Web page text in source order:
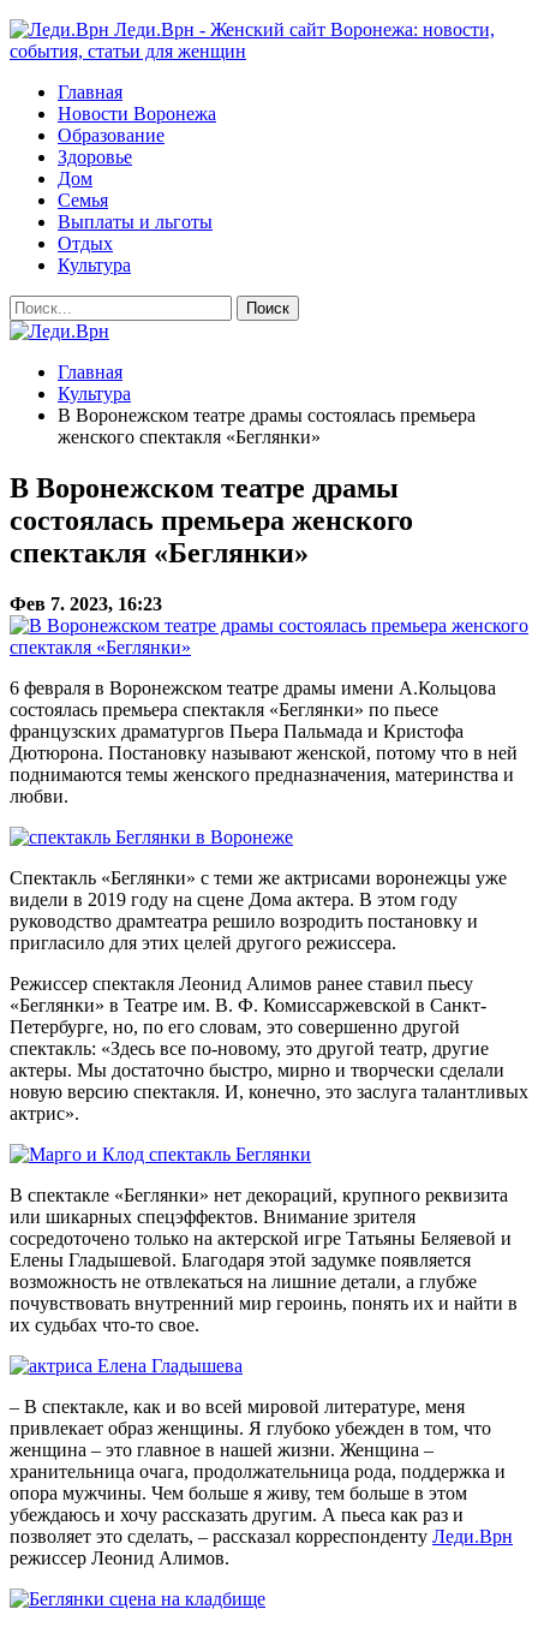
Леди.Врн - Женский сайт Воронежа: новости,
события, статьи для женщин
Главная
Новости Воронежа
Образование
Здоровье
Дом
Семья
Выплаты и льготы
Отдых
Культура
Главная
Культура
В Воронежском театре драмы состоялась премьера
женского спектакля «Беглянки»
В Воронежском театре драмы
состоялась премьера женского
спектакля «Беглянки»
Фев 7. 2023, 16:23
6 февраля в Воронежском театре драмы имени А.Кольцова
состоялась премьера спектакля «Беглянки» по пьесе
французских драматургов Пьера Пальмада и Кристофа
Дютюрона. Постановку называют женской, потому что в ней
поднимаются темы женского предназначения, материнства и
любви.
Спектакль «Беглянки» с теми же актрисами воронежцы уже
видели в 2019 году на сцене Дома актера. В этом году
руководство драмтеатра решило возродить постановку и
пригласило для этих целей другого режиссера.
Режиссер спектакля Леонид Алимов ранее ставил пьесу
«Беглянки» в Театре им. В. Ф. Комиссаржевской в Санкт-
Петербурге, но, по его словам, это совершенно другой
спектакль: «Здесь все по-новому, это другой театр, другие
актеры. Мы достаточно быстро, мирно и творчески сделали
новую версию спектакля. И, конечно, это заслуга талантливых
актрис».
В спектакле «Беглянки» нет декораций, крупного реквизита
или шикарных спецэффектов. Внимание зрителя
сосредоточено только на актерской игре Татьяны Беляевой и
Елены Гладышевой. Благодаря этой задумке появляется
возможность не отвлекаться на лишние детали, а глубже
почувствовать внутренний мир героинь, понять их и найти в
их судьбах что-то свое.
– В спектакле, как и во всей мировой литературе, меня
привлекает образ женщины. Я глубоко убежден в том, что
женщина – это главное в нашей жизни. Женщина –
хранительница очага, продолжательница рода, поддержка и
опора мужчины. Чем больше я живу, тем больше в этом
убеждаюсь и хочу рассказать другим. А пьеса как раз и
позволяет это сделать, – рассказал корреспонденту Леди.Врн
режиссер Леонид Алимов.